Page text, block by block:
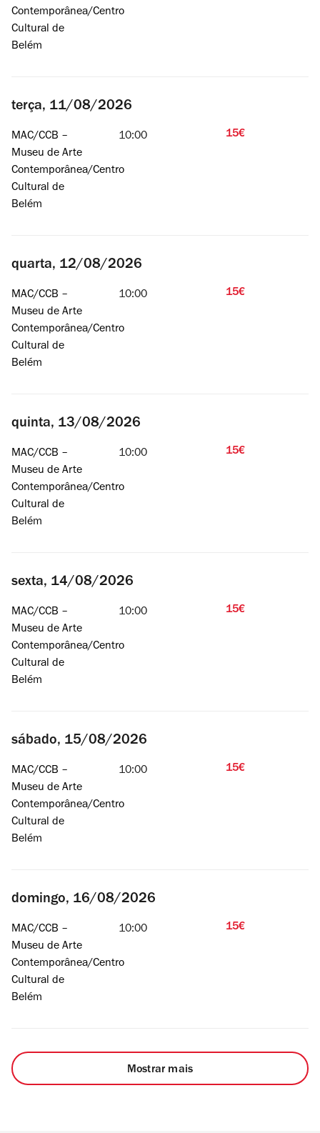
Contemporânea/Centro
Cultural de
Belém
terça, 11/08/2026
MAC/CCB –
Museu de Arte
Contemporânea/Centro
Cultural de
Belém
10:00 15€
quarta, 12/08/2026
MAC/CCB –
Museu de Arte
Contemporânea/Centro
Cultural de
Belém
10:00 15€
quinta, 13/08/2026
MAC/CCB –
Museu de Arte
Contemporânea/Centro
Cultural de
Belém
10:00 15€
sexta, 14/08/2026
MAC/CCB –
Museu de Arte
Contemporânea/Centro
Cultural de
Belém
10:00 15€
sábado, 15/08/2026
MAC/CCB –
Museu de Arte
Contemporânea/Centro
Cultural de
Belém
10:00 15€
domingo, 16/08/2026
MAC/CCB –
Museu de Arte
Contemporânea/Centro
Cultural de
Belém
10:00 15€
Mostrar mais